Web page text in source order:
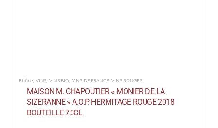
Rhône, VINS,VINS BIO, VINS DE FRANCE,VINS ROUGES
MAISON M. CHAPOUTIER « MONIER DE LA
SIZERANNE » A.O.P. HERMITAGE ROUGE 2018
BOUTEILLE 75CL